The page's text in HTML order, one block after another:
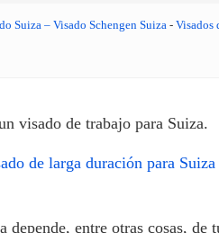
Suiza – Visado Schengen Suiza - Visados
visado de trabajo para Suiza.
de larga duración para Suiza
entre otras cosas,